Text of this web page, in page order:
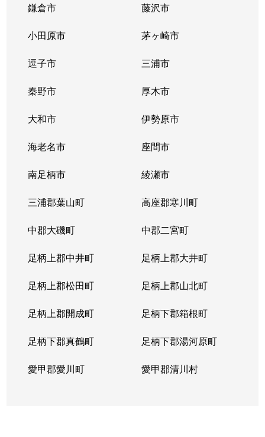
鎌倉市 藤沢市
小田原市 茅ヶ崎市
逗子市 三浦市
秦野市 厚木市
大和市 伊勢原市
海老名市 座間市
南足柄市 綾瀬市
三浦郡葉山町 高座郡寒川町
中郡大磯町 中郡二宮町
足柄上郡中井町 足柄上郡大井町
足柄上郡松田町 足柄上郡山北町
足柄上郡開成町 足柄下郡箱根町
足柄下郡真鶴町 足柄下郡湯河原町
愛甲郡愛川町 愛甲郡清川村